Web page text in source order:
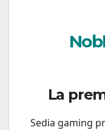
La
Sedia gaming